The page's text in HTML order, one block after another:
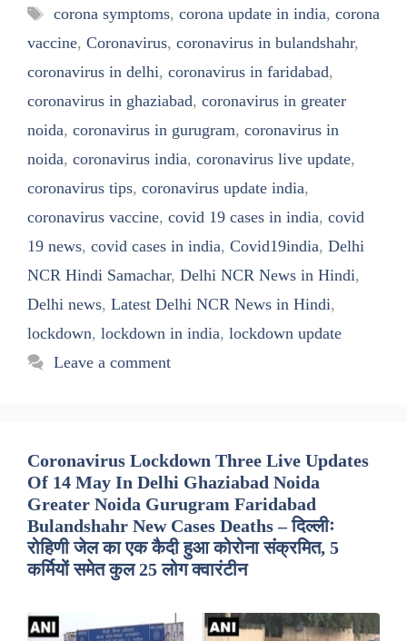
Tags
corona symptoms, corona update in india, corona
vaccine, Coronavirus, coronavirus in bulandshahr,
coronavirus in delhi, coronavirus in faridabad,
coronavirus in ghaziabad, coronavirus in greater
noida, coronavirus in gurugram, coronavirus in
noida, coronavirus india, coronavirus live update,
coronavirus tips, coronavirus update india,
coronavirus vaccine, covid 19 cases in india, covid
19 news, covid cases in india, Covid19india, Delhi
NCR Hindi Samachar, Delhi NCR News in Hindi,
Delhi news, Latest Delhi NCR News in Hindi,
lockdown, lockdown in india, lockdown update
Leave a comment
Coronavirus Lockdown Three Live Updates
Of 14 May In Delhi Ghaziabad Noida
Greater Noida Gurugram Faridabad
Bulandshahr New Cases Deaths – दिल्लीः
रोहिणी जेल का एक कैदी हुआ कोरोना संक्रमित, 5
कर्मियों समेत कुल 25 लोग क्वारंटीन